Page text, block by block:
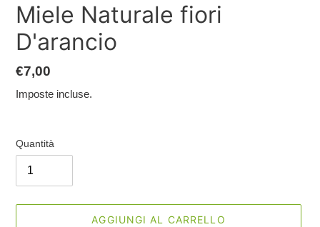
Miele Naturale fiori
D'arancio
Prezzo
di
€7,00
Imposte incluse.
Quantità
AGGIUNGI AL CARRELLO